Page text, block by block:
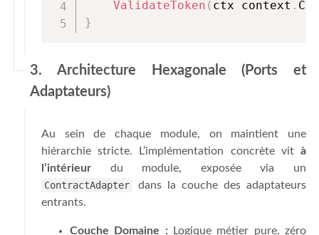
ValidateToken ( ctx context .
}
3. Architecture Hexagonale (Ports et
Adaptateurs)
Au sein de chaque module, on maintient une
hiérarchie stricte. L’implémentation concrète vit à
l’intérieur du module, exposée via un
ContractAdapter
dans la couche des adaptateurs
entrants.
Couche Domaine : Logique métier pure, zéro